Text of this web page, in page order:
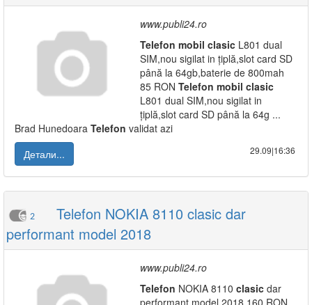
www.publi24.ro
Telefon mobil clasic L801 dual
SIM,nou sigilat in țiplă,slot card SD
până la 64gb,baterie de 800mah
85 RON Telefon mobil clasic
L801 dual SIM,nou sigilat in
țiplă,slot card SD până la 64g ...
Brad Hunedoara Telefon validat azi
Детали...
29.09|16:36
2
Telefon NOKIA 8110 clasic dar
performant model 2018
www.publi24.ro
Telefon NOKIA 8110 clasic dar
performant model 2018 160 RON